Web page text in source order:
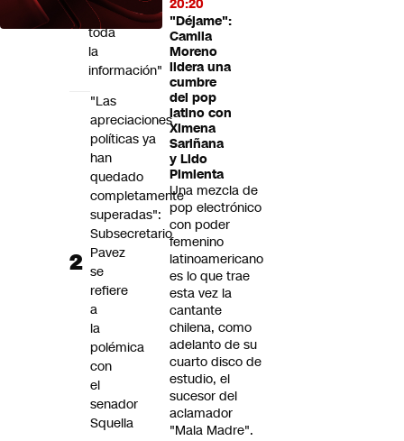
20:20
"Déjame":
Camila
Moreno
lidera una
cumbre
del pop
latino con
Ximena
Sariñana
y Lido
Pimienta
Una mezcla de
pop electrónico
con poder
femenino
latinoamericano
es lo que trae
esta vez la
cantante
chilena, como
adelanto de su
cuarto disco de
estudio, el
sucesor del
aclamador
"Mala Madre".
entregaron
toda
la
información"
"Las
apreciaciones
políticas ya
han
quedado
completamente
superadas":
Subsecretario
Pavez
se
refiere
a
la
polémica
con
el
senador
Squella